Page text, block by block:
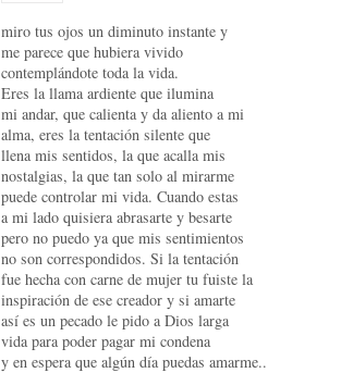
miro tus ojos un diminuto instante y
me parece que hubiera vivido
contemplándote toda la vida.
Eres la llama ardiente que ilumina
mi andar, que calienta y da aliento a mi
alma, eres la tentación silente que
llena mis sentidos, la que acalla mis
nostalgias, la que tan solo al mirarme
puede controlar mi vida. Cuando estas
a mi lado quisiera abrasarte y besarte
pero no puedo ya que mis sentimientos
no son correspondidos. Si la tentación
fue hecha con carne de mujer tu fuiste la
inspiración de ese creador y si amarte
así es un pecado le pido a Dios larga
vida para poder pagar mi condena
y en espera que algún día puedas amarme..